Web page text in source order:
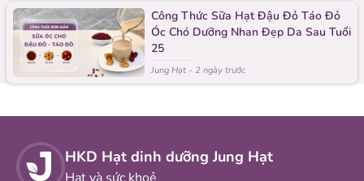
Công Thức Sữa Hạt Đậu Đỏ Táo Đỏ
Óc Chó Dưỡng Nhan Đẹp Da Sau Tuổi
25
Jung Hạt- 2 ngày trước
HKD Hạt dinh dưỡng Jung Hạt